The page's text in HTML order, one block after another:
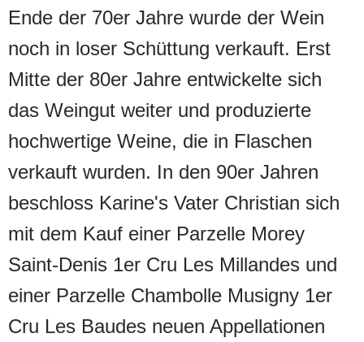
Ende der 70er Jahre wurde der Wein
noch in loser Schüttung verkauft. Erst
Mitte der 80er Jahre entwickelte sich
das Weingut weiter und produzierte
hochwertige Weine, die in Flaschen
verkauft wurden. In den 90er Jahren
beschloss Karine's Vater Christian sich
mit dem Kauf einer Parzelle Morey
Saint-Denis 1er Cru Les Millandes und
einer Parzelle Chambolle Musigny 1er
Cru Les Baudes neuen Appellationen